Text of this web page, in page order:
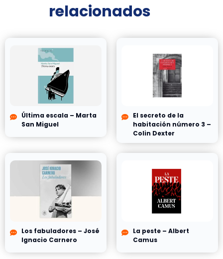
relacionados
Última escala – Marta
San Miguel
El secreto de la
habitación número 3 –
Colin Dexter
Los fabuladores – José
Ignacio Carnero
La peste – Albert
Camus